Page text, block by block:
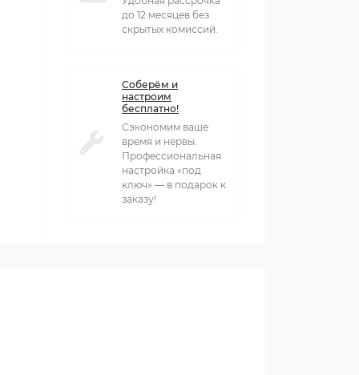
до 12 месяцев без
скрытых комиссий.
Соберём и
настроим
бесплатно!
Сэкономим ваше
время и нервы.
Профессиональная
настройка «под
ключ» — в подарок к
заказу!